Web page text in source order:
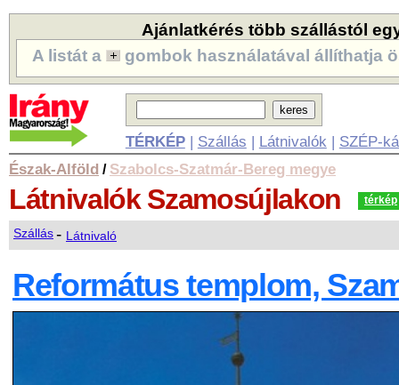
Ajánlatkérés több szállástól
A listát a
gombok használatával állíthatja
TÉRKÉP| Szállás | Látnivalók | SZÉP-
Észak-Alföld / Szabolcs-Szatmár-Bereg megye
Látnivalók Szamosújlakon térkép
Szállás- Látnivaló
Református templom,